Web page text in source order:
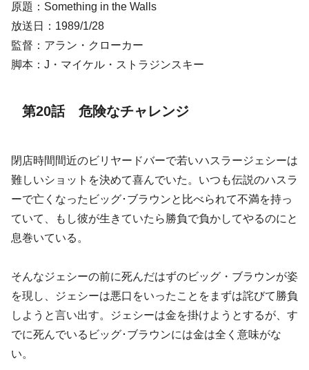
原題：Something in the Walls
放送日：1989/1/28
監督：アラン・クローカー
脚本：J・マイケル・ストラジンスキー
第20話 危険なチャレンジ
閉店時間間近のビリヤードバーで若いハスラージェシーは
難しいショットを決めて喜んでいた。いつも伝説のハスラ
ーで亡くなったビッグ･ブラウンと比べられて不満を持っ
ていて、もし彼が生きていたら勝負で負かしてやるのにと
息巻いている。
そんなジェシーの前に死んだはずのビッグ・ブラウンが姿
を現し、ジェシーは悪口をいったことをまずは詫びて勝負
しようと言い出す。ジェシーは金を掛けようとするが、す
でに死んでいるビッグ･ブラウンには金は全く意味がな
い。